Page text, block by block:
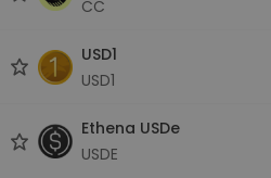
CC
USD1
USD1
Ethena USDe
USDE